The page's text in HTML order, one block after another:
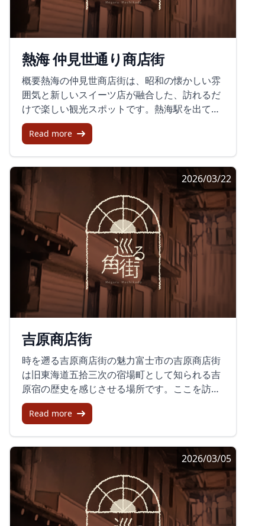
りやお花まつりなど、地域の文化や風習を感じ
られるイベントが多く、中でも七夕川柳コンテ
ストは注目の催しです。これらのイベントを通
肌で感じることができます。最後に沼津仲見世
商店街は、アニメとのコラボレーションを成功
させることで、地域活性化のモデルケースとな
っています。その賑やかさ、安全性、多彩な
「顔」を持つ商店街を一度訪れてみてはいかが
でしょうか？アニメファンのみならず、多くの
方々が楽しめるはずです。
グな雰囲気を今に蘇らせるこの商店街は、昭和
を懐古する世代にぴったりの場所です。また、
商店街は新清水駅への抜け道としても利用され
ますが、現状では少し閑散としている印象をも
たらしています。商店街の課題と未来早朝の訪
問では特に人影を見かけないことから、訪問者
との接点を増やす工夫が求められています。ま
た、アーケードの老朽化が進んでいるため、新
たな商業施設として生まれ変わる姿も期待され
ています。ホテルなど新しい施設の需要を取り
込み、魅力あるショッピングエリアへと成長で
きる可能性を秘めています。イベントで活気を
取り戻す商店街では様々なイベントが開催さ
れ、地域を活気づけています。たとえば、手作
り芸術作品の集結する「LIFE NEW&amp;OLD
MARKET」や、スタンプラリーといったイベン
トが商店街を訪れる人々に新しい魅力を提供し
ています。イベントを通じて人と街、人と人が
つながり、新たな商店街のあり方を体現してい
ます。最後に清水駅前銀座商店街は、昭和の名
残を感じさせながらも現代に対応した進化の過
程にあります。今後も更なる活性化に向けたイ
発見があることでしょう。訪問者は商店街を探
索しながら、昭和の懐かしさと現代の革新が融
合した体験を楽しむことができます。
熱海 仲見世通り商店街
概要熱海の仲見世商店街は、昭和の懐かしい雰
囲気と新しいスイーツ店が融合した、訪れるだ
けで楽しい観光スポットです。熱海駅を出てす
ぐの便利な立地で、老舗の温泉まんじゅうから
おしゃれなプリンまで、多彩な食べ歩きグルメ
ケードが完備されており、駅から徒歩数秒とい
うアクセスの良さも魅力です。具体的な体験商
店街を歩けば、湯気が立ち上るお饅頭屋で出来
立ての和菓子を味わえます。通路の両側には伊
豆の特産品を揃えた土産物店が並び、元気な掛
け声が響いています。若者向けの新しいカフェ
では、プリンやジェラートが人気で、写真を撮
る観光客が行列を作る風景も見ることができま
す。メリットとデメリットメリット熱海駅から
数秒という最高のアクセスで、観光時間を最大
限に活用できます。食べ歩きグルメが豊富で、
小腹を満たすのにぴったりです。雨の日でも安
心して観光できるアーケード構造です。デメリ
ット混雑時には通路が人で埋まり、スムーズに
歩くのが難しくなることがあります。坂道が多
めで、足の不自由な方や重い荷物がある場合は
注意が必要です。多くの店が早めに閉店するた
め、夕方以降の買い物には不向きです。観光の
歴史この商店街は戦後から長く、温泉地として
多くの観光客を迎えてきた歴史ある場所です。
最近では、昔の店舗が新しいカフェとして復活
し、再び賑わいを取り戻しています。地元の文
化と最新のトレンドがせめぎ合うユニークな空
間です。人気商品観光客に大人気の温泉まんじ
ゅうや、カワイイ容器が話題の熱海プリンが定
番です。また、磯揚げと呼ばれる練り物のスナ
Read more
2026/03/22
吉原商店街
時を遡る吉原商店街の魅力富士市の吉原商店街
は旧東海道五拾三次の宿場町として知られる吉
原宿の歴史を感じさせる場所です。ここを訪れ
ると、まるで昭和にタイムスリップしたかのよ
うな雰囲気を味わえます。この商店街は、かつ
ど、興味深いスポットが数多くあります。ショ
ッピングとグルメの宝庫吉原商店街にはたくさ
んの個性的な店舗が立ち並び、訪れるたびに新
たな発見があります。「アドニス」でいただけ
る地元名物のつけナポリタンは、トマトベース
のスープに特製の麺をつけて楽しむ逸品です。
Read more
2026/03/05